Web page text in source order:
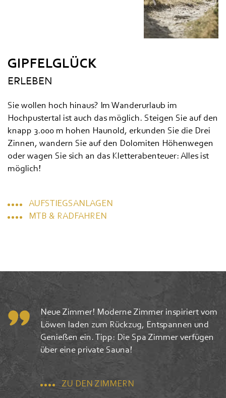
GIPFELGLÜCK
ERLEBEN
Sie wollen hoch hinaus? Im Wanderurlaub im
Hochpustertal ist auch das möglich. Steigen Sie auf den
knapp 3.000 m hohen Haunold, erkunden Sie die Drei
Zinnen, wandern Sie auf den Dolomiten Höhenwegen
oder wagen Sie sich an das Kletterabenteuer: Alles ist
möglich!
AUFSTIEGSANLAGEN
MTB & RADFAHREN
Neue Zimmer! Moderne Zimmer inspiriert vom
Löwen laden zum Rückzug, Entspannen und
Genießen ein. Tipp: Die Spa Zimmer verfügen
über eine private Sauna!
ZU DEN ZIMMERN